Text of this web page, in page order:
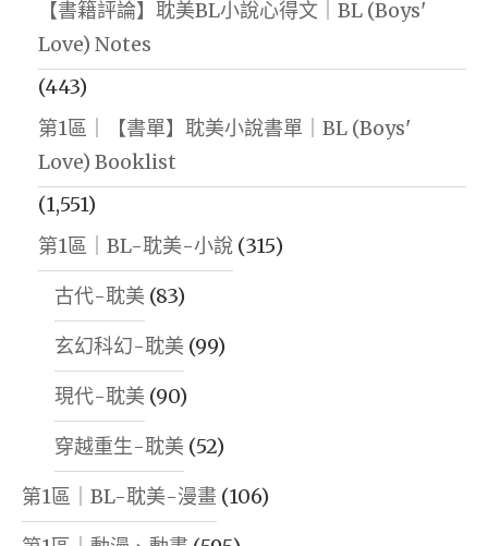
【書籍評論】耽美BL小說心得文｜BL (Boys'
Love) Notes
(443)
第1區｜【書單】耽美小說書單｜BL (Boys'
Love) Booklist
(1,551)
第1區｜BL-耽美-小說 (315)
古代-耽美 (83)
玄幻科幻-耽美 (99)
現代-耽美 (90)
穿越重生-耽美 (52)
第1區｜BL-耽美-漫畫 (106)